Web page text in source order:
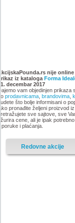
namestaja, akcija 6.
do 9. decembar
-istekla akcija-
nije
iz kataloga Forma
decembar 2017
vam objedinjen prikaza
prodavnicama, brandovima,
što bolje informisani o
pronađite željeni proizvod
sve sajtove, sve
cene, ali je ipak
i plaćanja.
Redovne akcije